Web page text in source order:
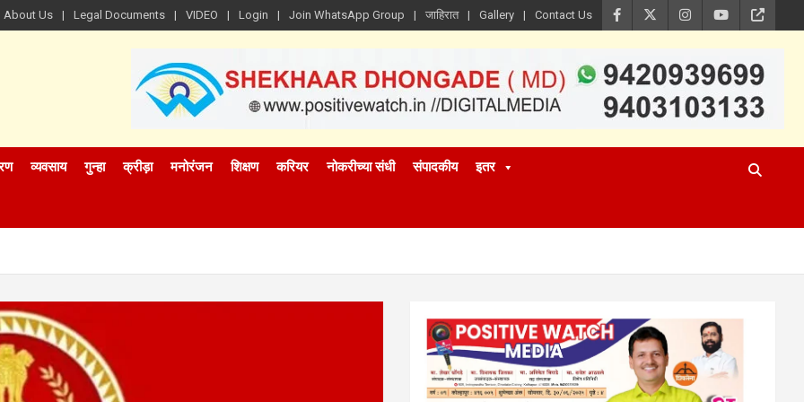
About Us Legal Documents VIDEO Login Join WhatsApp Group जाहिरात Gallery Contact Us
व्यवसाय गुन्हा क्रीड़ा मनोरंजन शिक्षण करियर नोकरीच्या संधी संपादकीय इतर